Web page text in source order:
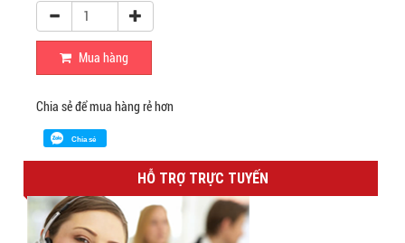
Mua hàng
Chia sẻ để mua hàng rẻ hơn
Chia sẻ
HỖ TRỢ TRỰC TUYẾN